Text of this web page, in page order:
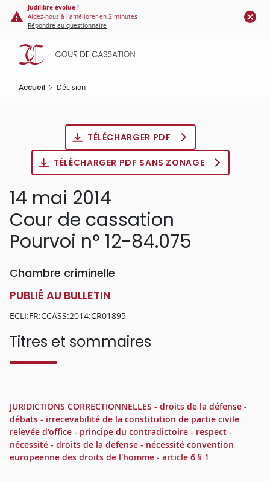
Panneau de gestion des cookies
contenu
principal
Judilibre évolue !
Aidez-nous à l'améliorer en 2 minutes
Répondre au questionnaire
Accueil Décision
TÉLÉCHARGER PDF
TÉLÉCHARGER PDF SANS ZONAGE
14 mai 2014
Cour de cassation
Pourvoi n° 12-84.075
Chambre criminelle
PUBLIÉ AU BULLETIN
ECLI:FR:CCASS:2014:CR01895
Titres et sommaires
JURIDICTIONS CORRECTIONNELLES - droits de la défense -
débats - irrecevabilité de la constitution de partie civile
relevée d'office - principe du contradictoire - respect -
nécessité - droits de la defense - nécessité convention
europeenne des droits de l'homme - article 6 § 1